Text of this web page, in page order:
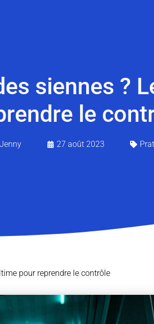
siennes ?
le
Jenny 27 août 2023
pour reprendre le contrôle